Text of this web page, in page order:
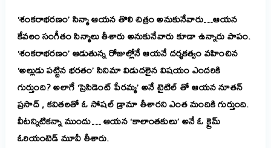
‘శంకరాభరణం’ సిన్మా ఆయన తొలి చిత్రం అనుకునేవారు…ఆయన
కేవలం సంగీతం సిన్మాలు తీశారు అనుకునేవారు కూడా ఉన్నారు పాపం.
‘శంకరాభరణం’ ఆడుతున్న రోజుల్లోనే ఆయనే దర్శకత్వం వహించిన
‘అల్లుడు పట్టిన భరతం’ సినిమా విడుదలైన విషయం ఎందరికి
గుర్తుంది? అలాగే ‘ప్రెసిడెంట్ పేరమ్మ’ అనే టైటిల్ తో ఆయన నూతన్
ప్రసాద్ , కవితలతో ఓ సోషల్ డ్రామా తీశారని ఎంత మందికి గుర్తుంది.
వీటన్నిటికన్నా ముందు… ఆయన ‘కాలాంతకులు’ అనే ఓ క్రైమ్
ఓరియంటెడ్ మూవీ తీశారు.